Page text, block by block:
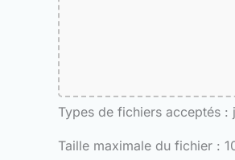
Types de fichiers acceptés
Taille maximale du fichier :